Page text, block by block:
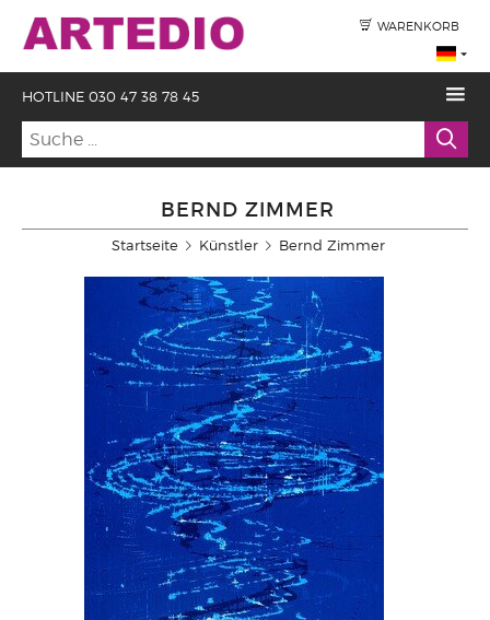
WARENKORB
HOTLINE 030 47 38 78 45
BERND ZIMMER
Startseite Künstler Bernd Zimmer